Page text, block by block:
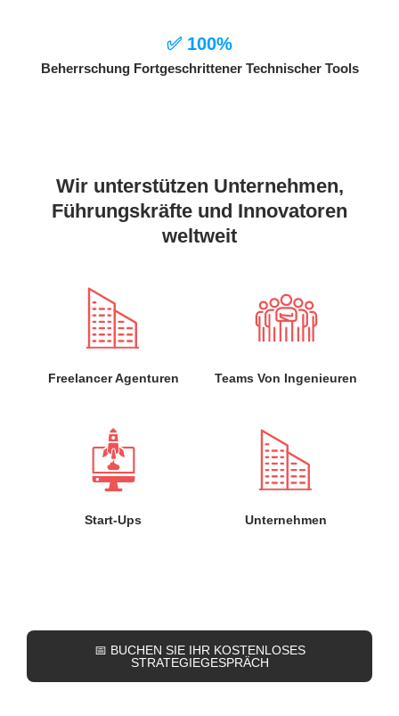
✅ 100%
Beherrschung Fortgeschrittener Technischer Tools
Wir unterstützen Unternehmen,
Führungskräfte und Innovatoren
weltweit
Freelancer Agenturen Teams Von Ingenieuren
Start-Ups Unternehmen
📅 BUCHEN SIE IHR KOSTENLOSES
STRATEGIEGESPRÄCH